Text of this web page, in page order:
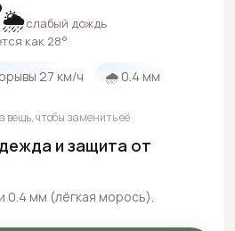
🌦️слабый дождь
как 28°
27 км/ч 🌧 0.4 мм
и защита от
0.4 мм (лёгкая морось).
чтобы заменить её